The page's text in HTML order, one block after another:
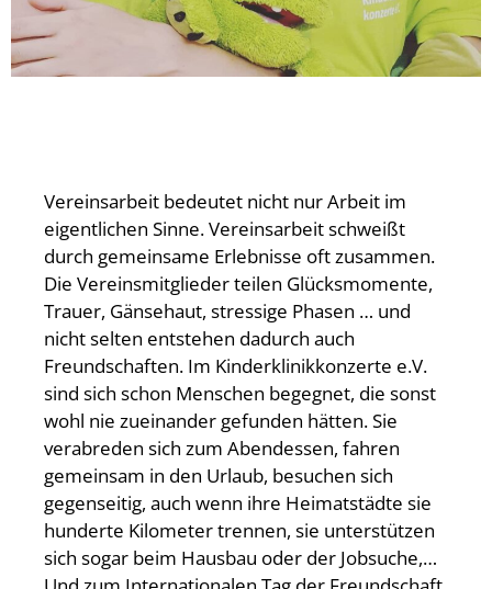
Vereinsarbeit bedeutet nicht nur Arbeit im
eigentlichen Sinne. Vereinsarbeit schweißt
durch gemeinsame Erlebnisse oft zusammen.
Die Vereinsmitglieder teilen Glücksmomente,
Trauer, Gänsehaut, stressige Phasen … und
nicht selten entstehen dadurch auch
Freundschaften. Im Kinderklinikkonzerte e.V.
sind sich schon Menschen begegnet, die sonst
wohl nie zueinander gefunden hätten. Sie
verabreden sich zum Abendessen, fahren
gemeinsam in den Urlaub, besuchen sich
gegenseitig, auch wenn ihre Heimatstädte sie
hunderte Kilometer trennen, sie unterstützen
sich sogar beim Hausbau oder der Jobsuche,…